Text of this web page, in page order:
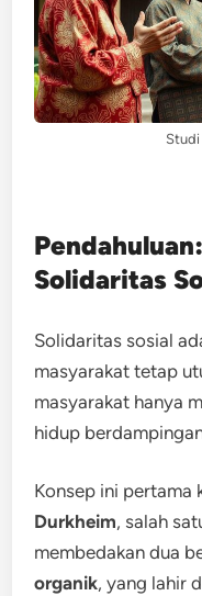
Solidaritas
Solidaritas sosial
masyarakat tetap
masyarakat hanya
hidup
Konsep ini pertama
Durkheim, salah
membedakan dua
organik, yang lahir